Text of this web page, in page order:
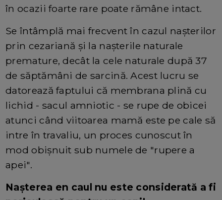
în ocazii foarte rare poate rămâne intact.
Se întâmplă mai frecvent în cazul nașterilor
prin cezariană și la nașterile naturale
premature, decât la cele naturale după 37
de săptămâni de sarcină. Acest lucru se
datorează faptului că membrana plină cu
lichid - sacul amniotic - se rupe de obicei
atunci când viitoarea mamă este pe cale să
intre în travaliu, un proces cunoscut în
mod obișnuit sub numele de "rupere a
apei".
Nașterea en caul nu este considerată a fi